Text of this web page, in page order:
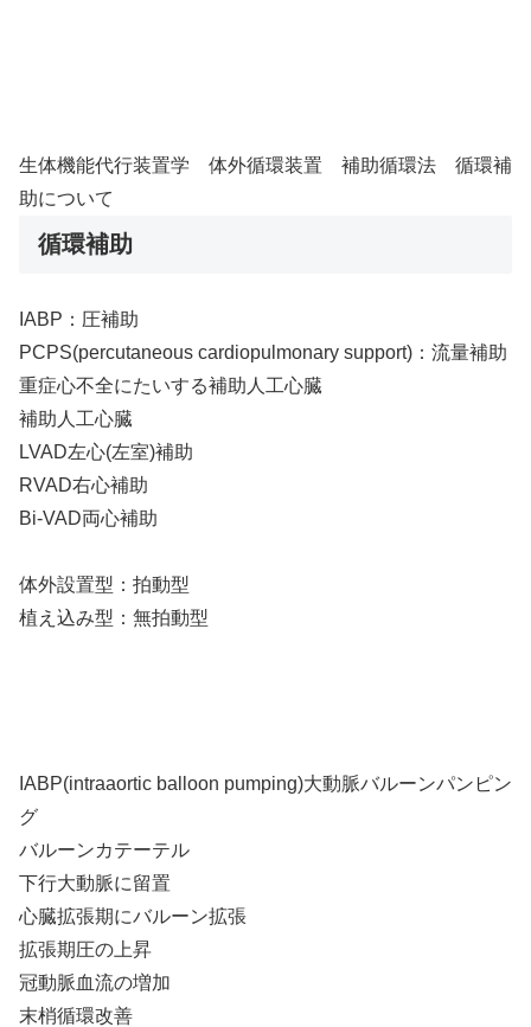
生体機能代行装置学 体外循環装置 補助循環法 循環補
助について
循環補助
IABP：圧補助
PCPS(percutaneous cardiopulmonary support)：流量補助
重症心不全にたいする補助人工心臓
補助人工心臓
LVAD左心(左室)補助
RVAD右心補助
Bi-VAD両心補助
体外設置型：拍動型
植え込み型：無拍動型
IABP(intraaortic balloon pumping)大動脈バルーンパンピン
グ
バルーンカテーテル
下行大動脈に留置
心臓拡張期にバルーン拡張
拡張期圧の上昇
冠動脈血流の増加
末梢循環改善